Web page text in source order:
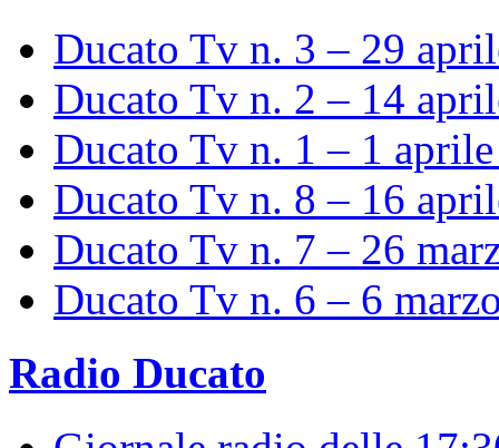
Ducato Tv n. 3 – 29
Ducato Tv n. 2 – 14
Ducato Tv n. 1 – 1
Ducato Tv n. 8 – 16
Ducato Tv n. 7 – 26
Ducato Tv n. 6 – 6
Radio Ducato